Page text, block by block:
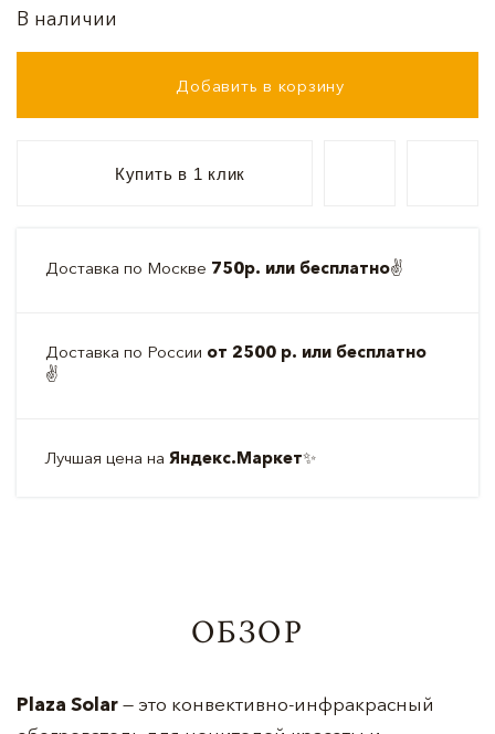
В наличии
Добавить в корзину
Купить в 1 клик
Доставка по Москве 750р. или бесплатно✌️
Доставка по России от 2500 р. или бесплатно
✌️
Лучшая цена на Яндекс.Маркет✨
ОБЗОР
Plaza Solar— это конвективно-инфракрасный